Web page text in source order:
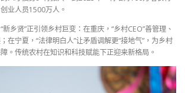
业人员1500万人。
乡贤”正引领乡村巨变：在重庆，“乡村CEO”善管理、
在宁夏，“法律明白人”让矛盾调解更“接地气”，为乡村
。传统农村在知识和科技赋能下正迎来新格局。